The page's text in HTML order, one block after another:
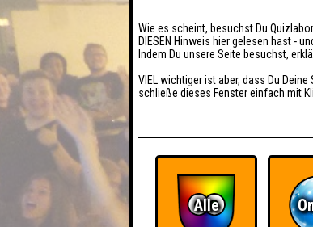
Wie es scheint, besuchst Du
DIESEN Hinweis hier gelesen hast -
Indem Du unsere Seite besuchst,
VIEL wichtiger ist aber, dass Du
schließe dieses Fenster einfach mit
Alle